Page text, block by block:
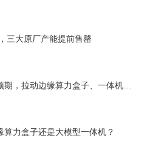
三大原厂产能提前售罄
，拉动边缘算力盒子、一体机需
力盒子还是大模型一体机？